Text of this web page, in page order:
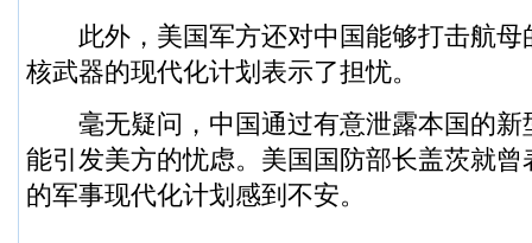
此外，美国军方还对中国能够打击航母
核武器的现代化计划表示了担忧。
毫无疑问，中国通过有意泄露本国的新
能引发美方的忧虑。美国国防部长盖茨就
的军事现代化计划感到不安。